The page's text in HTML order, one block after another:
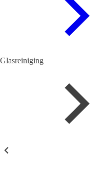
Glasreiniging